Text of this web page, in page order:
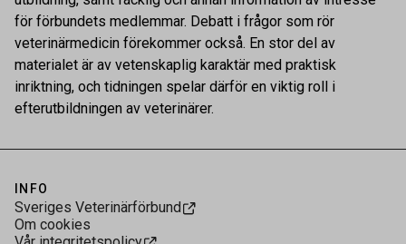
för förbundets medlemmar. Debatt i frågor som rör
veterinärmedicin förekommer också. En stor del av
materialet är av vetenskaplig karaktär med praktisk
inriktning, och tidningen spelar därför en viktig roll i
efterutbildningen av veterinärer.
INFO
Sveriges Veterinärförbund
Om cookies